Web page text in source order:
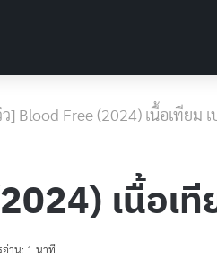
ว] Blood Free (2024) เนื้อเทียม
เนื้อเ
อ่าน: 1 นาที